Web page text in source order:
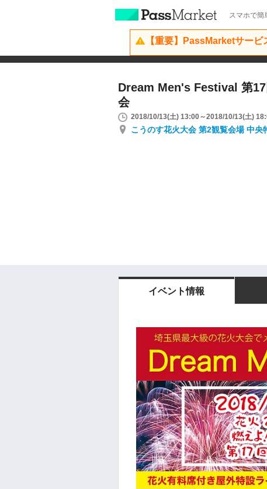
スマホで
【重要】PassMarketサービ
Dream Men's Festival 第
会
2018/10/13(土) 13:00～2018/10/13(土)
こうのす花火大会 第2観覧会場 中央
イベント情報